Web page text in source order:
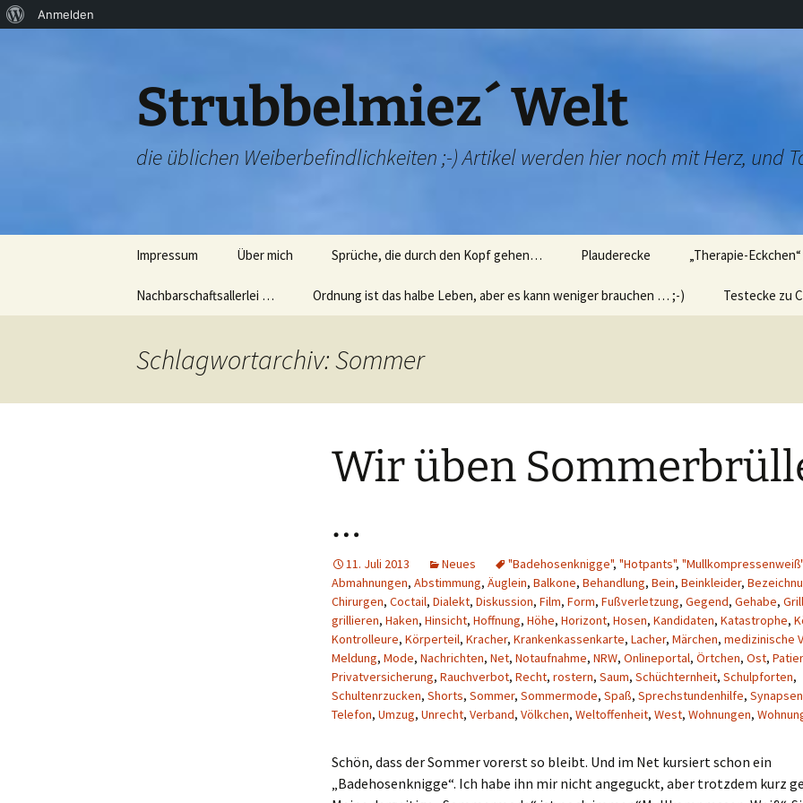
Über
Anmelden
Strubbelmiez´ Welt
die üblichen Weiberbefindlichkeiten ;-) Artikel werden hier noch mit Herz, und
Impressum Über mich Sprüche, die durch den Kopf gehen… Plauderecke
Kindermund…
„Therapie-
Wir üben
Wir üben „Frauen –
Werbewahnsinn…
Nachbarschaftsallerlei …
20.07.2012
Männerquote … – unser
Ordnung ist das halbe Leben, aber es kann weniger brauchen … ;-)
schwer (ehrlich!)
Zimmer:
Wohin mit Bekleidung?
Wohin mit Schmuck und
Accessoires?
Wohin mit Verbandszeug
und Arzneimitteln?
Wohin mit
Büromaterialien?
Wohin mit den
Wohin mit Medien und
Testecke zu
Brownies ja
Pantene Pro V
und
„Hugo light
(klassische
„Hugo“ Sekt
Rhabarber
Schlagwortarchiv: Sommer
Wir üben
…
11. Juli 2013 Neues "Badehosenknigge", "Hotpants", "Mullkompressenweiß"
Abmahnungen, Abstimmung, Äuglein, Balkone, Behandlung, Bein, Beinkleider,
Chirurgen, Coctail, Dialekt, Diskussion, Film, Form, Fußverletzung, Gegend, Gehabe,
grillieren, Haken, Hinsicht, Hoffnung, Höhe, Horizont, Hosen, Kandidaten, Katastrophe,
Kontrolleure, Körperteil, Kracher, Krankenkassenkarte, Lacher, Märchen, medizinische
Meldung, Mode, Nachrichten, Net, Notaufnahme, NRW, Onlineportal, Örtchen, Ost,
Privatversicherung, Rauchverbot, Recht, rostern, Saum, Schüchternheit, Schulpforten,
Schultenrzucken, Shorts, Sommer, Sommermode, Spaß, Sprechstundenhilfe, Synapsen
Telefon, Umzug, Unrecht, Verband, Völkchen, Weltoffenheit, West, Wohnungen,
Schön, dass der Sommer vorerst so bleibt. Und im Net kursiert schon ein
„Badehosenknigge“. Ich habe ihn mir nicht angeguckt, aber trotzdem kurz